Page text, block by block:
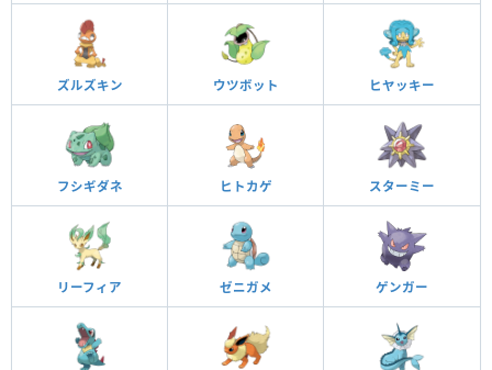
ズルズキン ウツボット ヒヤッキー
フシギダネ ヒトカゲ スターミー
リーフィア ゼニガメ ゲンガー